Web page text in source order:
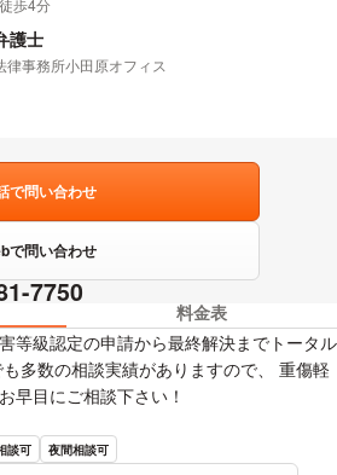
徒歩4分
護士
律事務所小田原オフィス
で問い合わせ
で問い合わせ
7750
料金表
等級認定の申請から最終解決までトータル
多数の相談実績がありますので、 重傷軽
早目にご相談下さい！
談可 夜間相談可
要素を